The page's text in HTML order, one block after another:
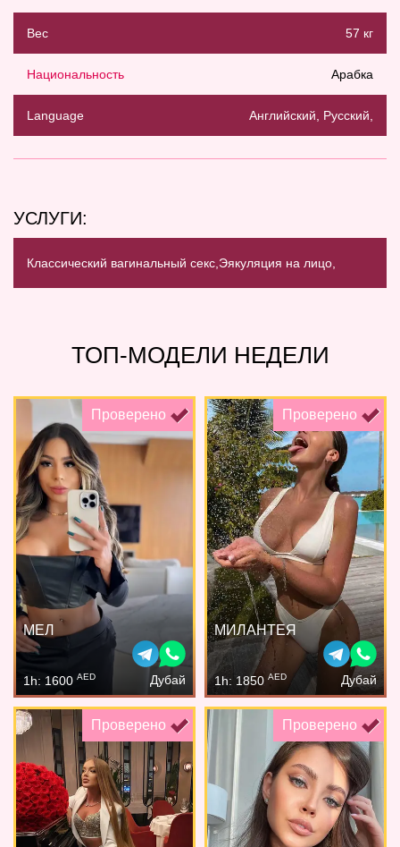
Вес 57 кг
Национальность Арабка
Language Английский, Русский,
УСЛУГИ:
Классический вагинальный секс, Эякуляция на лицо,
ТОП-МОДЕЛИ НЕДЕЛИ
Проверено
МЕЛ
1h: 1600 AED Дубай
Проверено
МИЛАНТЕЯ
1h: 1850 AED Дубай
Проверено Проверено